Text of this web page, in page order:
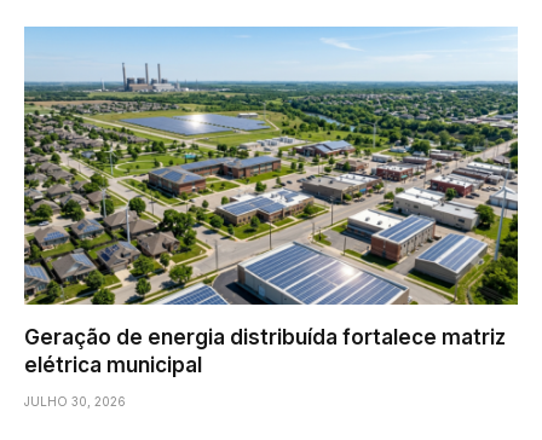
Geração de energia distribuída fortalece matriz
elétrica municipal
JULHO 30, 2026